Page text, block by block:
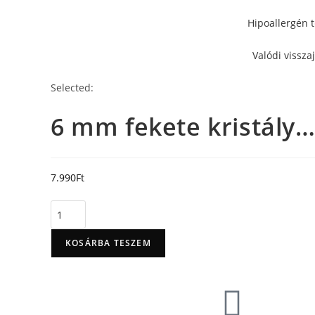
Hipoallergén
Valódi
Selected:
6 mm fekete kristály…
7.990Ft
KOSÁRBA TESZEM